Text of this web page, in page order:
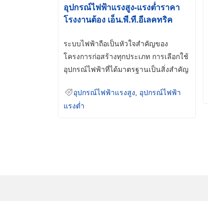
อุปกรณ์ไฟฟ้าแรงสูง-แรงต่ำราคา
โรงงานต้อง เอ็น.พี.ที.อีเลคทริค
ระบบไฟฟ้าถือเป็นหัวใจสำคัญของ
โครงการก่อสร้างทุกประเภท การเลือกใช้
อุปกรณ์ไฟฟ้าที่ได้มาตรฐานเป็นสิ่งสำคัญ
อุปกรณ์ไฟฟ้าแรงสูง
อุปกรณ์ไฟฟ้า
แรงต่ำ